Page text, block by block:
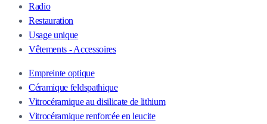
Radio
Restauration
Usage unique
Vêtements - Accessoires
Empreinte optique
Céramique feldspathique
Vitrocéramique au disilicate de lithium
Vitrocéramique renforcée en leucite